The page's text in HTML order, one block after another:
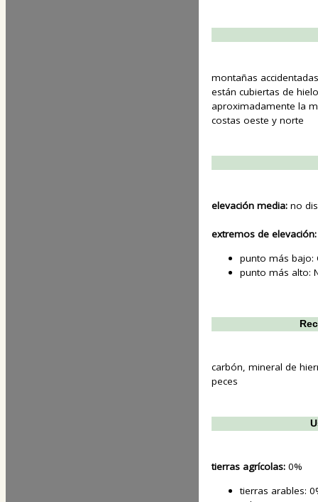
montañas
están cubiertas de
aproximadamente la
costas oeste y norte
elevación media: no
extremos de elevación:
punto más bajo:
punto más alto:
carbón, mineral de
peces
tierras agrícolas: 0%
tierras arables: